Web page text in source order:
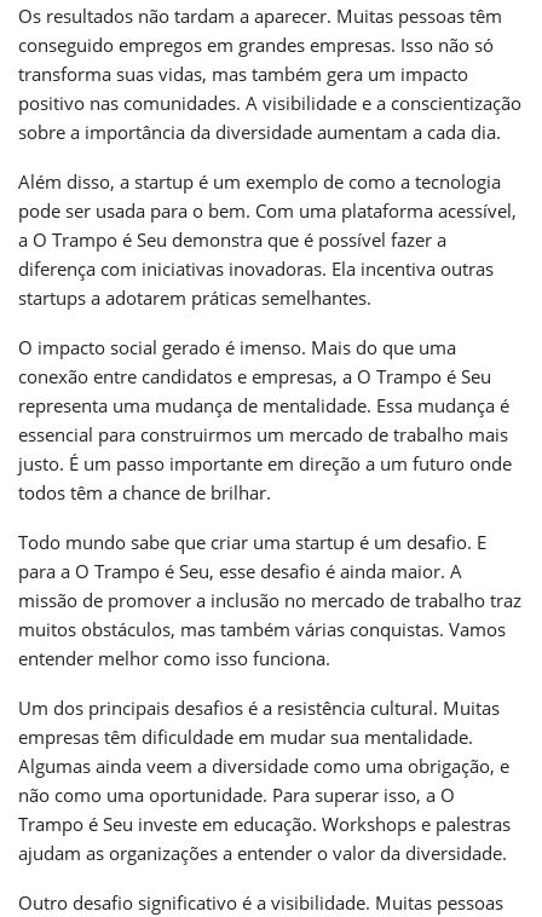
Os resultados não tardam a aparecer. Muitas pessoas têm
conseguido empregos em grandes empresas. Isso não só
transforma suas vidas, mas também gera um impacto
positivo nas comunidades. A visibilidade e a conscientização
sobre a importância da diversidade aumentam a cada dia.
Além disso, a startup é um exemplo de como a tecnologia
pode ser usada para o bem. Com uma plataforma acessível,
a O Trampo é Seu demonstra que é possível fazer a
diferença com iniciativas inovadoras. Ela incentiva outras
startups a adotarem práticas semelhantes.
O impacto social gerado é imenso. Mais do que uma
conexão entre candidatos e empresas, a O Trampo é Seu
representa uma mudança de mentalidade. Essa mudança é
essencial para construirmos um mercado de trabalho mais
justo. É um passo importante em direção a um futuro onde
todos têm a chance de brilhar.
Todo mundo sabe que criar uma startup é um desafio. E
para a O Trampo é Seu, esse desafio é ainda maior. A
missão de promover a inclusão no mercado de trabalho traz
muitos obstáculos, mas também várias conquistas. Vamos
entender melhor como isso funciona.
Um dos principais desafios é a resistência cultural. Muitas
empresas têm dificuldade em mudar sua mentalidade.
Algumas ainda veem a diversidade como uma obrigação, e
não como uma oportunidade. Para superar isso, a O
Trampo é Seu investe em educação. Workshops e palestras
ajudam as organizações a entender o valor da diversidade.
Outro desafio significativo é a visibilidade. Muitas pessoas